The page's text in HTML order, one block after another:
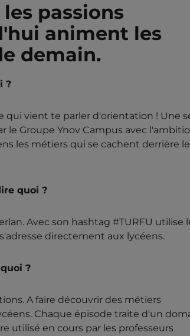
passions
animent les
demain.
?
qui vient te parler d'orientation ! Une
le Groupe Ynov Campus avec
les métiers qui se cachent derrière
quoi ?
Avec son hashtag #TURFU utilise
directement aux lycéens.
?
A faire découvrir des métiers
Chaque épisode traite d'un
utilisé en cours par les professeurs